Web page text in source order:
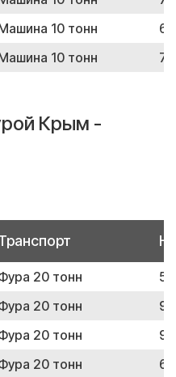
10 тонн
10 тонн
Крым -
20 тонн
20 тонн
20 тонн
20 тонн